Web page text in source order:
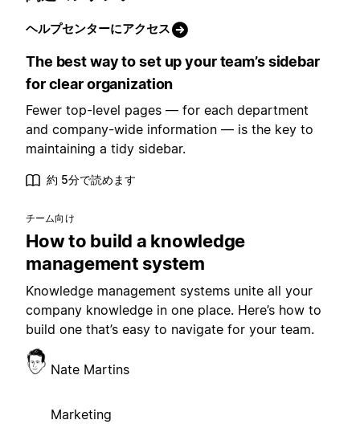
ヘルプセンターにアクセス
The best way to set up your team’s sidebar
for clear organization
Fewer top-level pages — for each department
and company-wide information — is the key to
maintaining a tidy sidebar.
約 5分で読めます
チーム向け
How to build a knowledge
management system
Knowledge management systems unite all your
company knowledge in one place. Here’s how to
build one that’s easy to navigate for your team.
Nate Martins
Marketing